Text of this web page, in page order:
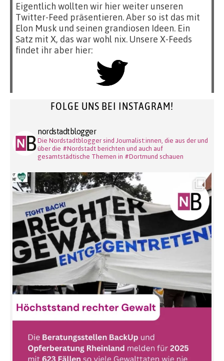
Eigentlich wollten wir hier weiter unseren
Twitter-Feed präsentieren. Aber so ist das mit
Elon Musk und seinen grandiosen Ideen. Ein
Satz mit X, das war wohl nix. Unsere X-Feeds
findet ihr aber hier:
FOLGE UNS BEI INSTAGRAM!
nordstadtblogger
Die Nordstadtblogger sind Journalist:innen, die aus der und
über die #Nordstadt berichten und auch auf
gesamtstädtische Themen in #Dortmund schauen